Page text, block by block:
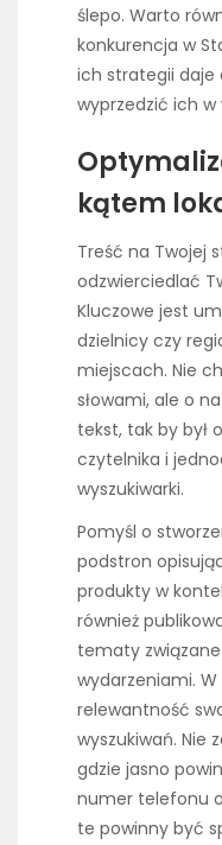
ślepo. Warto
konkurencja w
ich strategii daje
wyprzedzić ich w
kątem
Treść na Twojej
odzwierciedlać
Kluczowe jest
dzielnicy czy
miejscach. Nie
słowami, ale o
tekst, tak by był
czytelnika i
wyszukiwarki.
Pomyśl o
podstron
produkty w
również
tematy
wydarzeniami.
relewantność
wyszukiwań. Nie
gdzie jasno
numer telefonu
te powinny być